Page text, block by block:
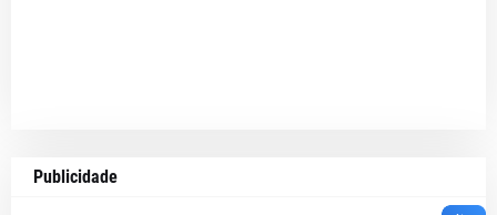
Publicidade